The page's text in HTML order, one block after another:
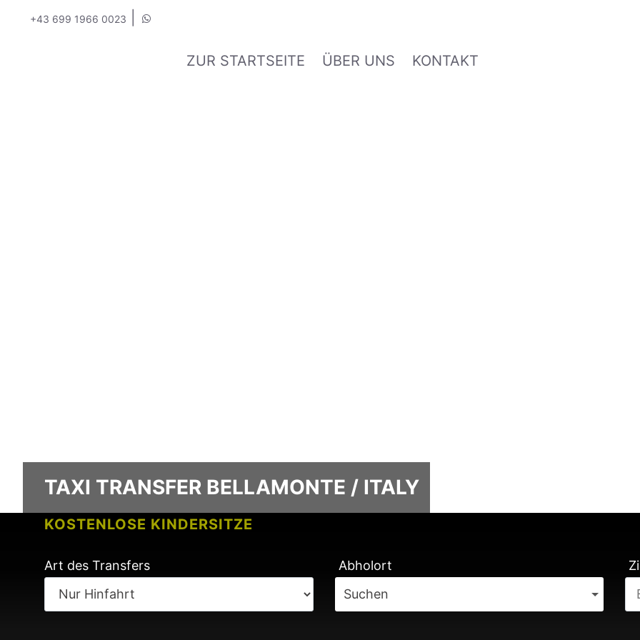
+43 699 1966 0023
ZUR STARTSEITE ÜBER UNS KONTAKT
KOSTENLOSE KINDERSITZE
KEINE GEBÜHREN BEI FLUGVERSPÄTUNG
TAXI TRANSFER BELLAMONTE / ITALY
Art des Transfers
Abholort
Suchen